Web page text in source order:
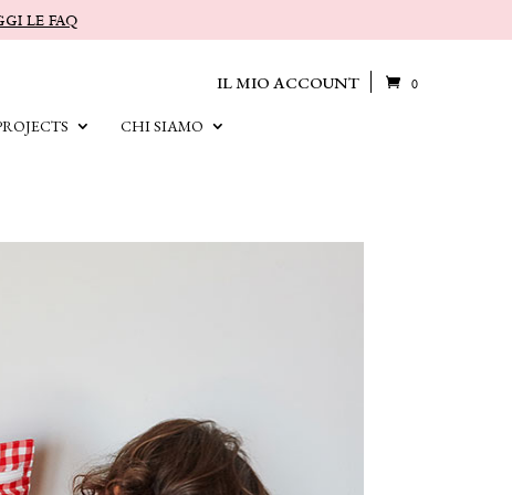
LE FAQ
IL MIO ACCOUNT 0
CHI SIAMO